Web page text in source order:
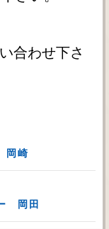
合わせ下さ
岡崎
岡田